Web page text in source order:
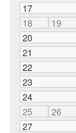
17
18
19
20
21
22
23
24
25
26
27